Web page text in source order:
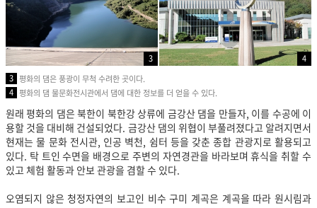
3
4
3 평화의 댐은 풍광이 무척 수려한 곳이다.
4 평화의 댐 물문화전시관에서 댐에 대한 정보를 더 얻을 수 있다.
원래 평화의 댐은 북한이 북한강 상류에 금강산 댐을 만들자, 이를 수공에 이
용할 것을 대비해 건설되었다. 금강산 댐의 위협이 부풀려졌다고 알려지면서
현재는 물 문화 전시관, 인공 벽천, 쉼터 등을 갖춘 종합 관광지로 활용되고
있다. 탁 트인 수면을 배경으로 주변의 자연경관을 바라보며 휴식을 취할 수
있고 체험 활동과 안보 관광을 겸할 수 있다.
오염되지 않은 청정자연의 보고인 비수 구미 계곡은 계곡을 따라 원시림과